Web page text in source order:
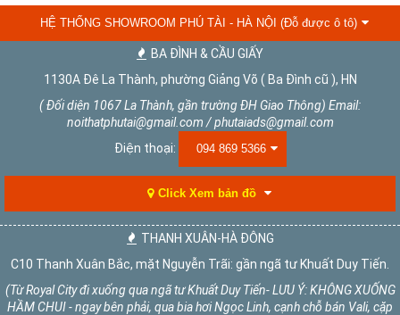
HỆ THỐNG SHOWROOM PHÚ TÀI - HÀ NỘI (Đỗ được ô tô)
BA ĐÌNH & CẦU GIẤY
1130A Đê La Thành, phường Giảng Võ ( Ba Đình cũ ), HN
( Đối diện 1067 La Thành, gần trường ĐH Giao Thông) Email:
noithatphutai@gmail.com / phutaiads@gmail.com
Điện thoại:
094 869 5366
Click Xem bản đồ
THANH XUÂN-HÀ ĐÔNG
C10 Thanh Xuân Bắc, mặt Nguyễn Trãi: gần ngã tư Khuất Duy Tiến.
(Từ Royal City đi xuống qua ngã tư Khuất Duy Tiến- LƯU Ý: KHÔNG XUỐNG
HẦM CHUI - ngay bên phải, qua bia hơi Ngọc Linh, cạnh chỗ bán Vali, cặp